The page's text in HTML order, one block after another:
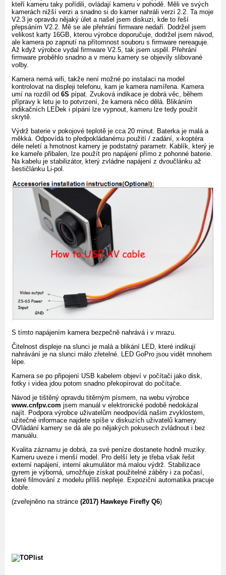
kteří kameru taky pořídili, ovládají kameru v pohodě. Měli ve svých
kamerách nižší verzi a snadno si do kamer nahráli verzi 2.2. Ta moje
V2.3 je opravdu nějaký úlet a našel jsem diskuzi, kde to řeší
přepsáním V2.2. Mě se ale přehrání firmware nedaří. Dodržel jsem
velikost karty 16GB, kterou výrobce doporučuje, dodržel jsem návod,
ale kamera po zapnutí na přítomnost souboru s firmware nereaguje.
Až když výrobce vydal firmware V2.5, tak jsem uspěl. Přehrání
firmware proběhlo snadno a v menu kamery se objevily slibované
volby.
Kamera nemá wifi, takže není možné po instalaci na model
kontrolovat na displeji telefonu, kam je kamera namířena. Kamera
umí na rozdíl od 6S pípat. Zvuková indikace je dobrá věc, během
přípravy k letu je to potvrzení, že kamera něco dělá. Blikáním
indikačních LEDek i pípání lze vypnout, kameru lze tedy použít
skrytě.
Výdrž baterie v pokojové teplotě je cca 20 minut. Baterka je malá a
měkká. Odpovídá to předpokládanému použití / zadání, x-koptéra
déle neletí a hmotnost kamery je podstatný parametr. Kablík, který je
ke kameře přibalen, lze použít pro napájení přímo z pohonné baterie.
Na kabelu je stabilizátor, který zvládne napájení z dvoučlánku až
šestičlánku Li-pol.
S tímto napájením kamera bezpečně nahrává i v mrazu.
Čitelnost displeje na slunci je malá a blikání LED, které indikují
nahrávání je na slunci málo zřetelné. LED GoPro jsou vidět mnohem
lépe.
Kamera se po připojení USB kabelem objeví v počítači jako disk,
fotky i videa jdou potom snadno překopírovat do počítače.
Návod je tištěný opravdu titěrným písmem, na webu výrobce
www.cnfpv.com jsem manuál v elektronické podobě nedokázal
najít. Podpora výrobce uživatelům neodpovídá našim zvyklostem,
užitečné informace najdete spíše v diskuzích uživatelů kamery.
OVládání kamery se dá ale po nějakých pokusech zvládnout i bez
manuálu.
Kvalita záznamu je dobrá, za své peníze dostanete hodně muziky.
Kameru uveze i menší model. Pro delší lety je třeba však řešit
externí napájení, interní akumulátor má malou výdrž. Stabilizace
gyrem je výborná, umožňuje získat použitelné záběry i za počasí,
které filmování z modelu příliš nepřeje. Expoziční automatika pracuje
dobře.
(zveřejněno na stránce (2017) Hawkeye Firefly Q6)